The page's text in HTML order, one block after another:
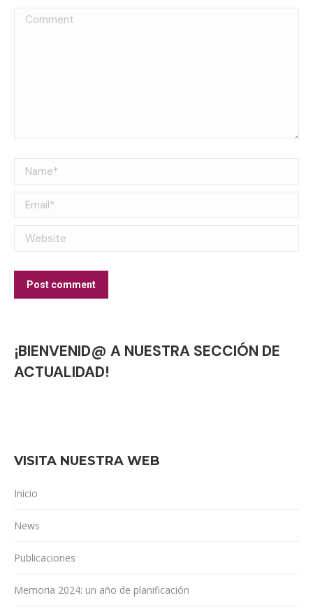
Comment
Name *
Email *
Website
Post comment
¡BIENVENID@ A NUESTRA SECCIÓN DE
ACTUALIDAD!
VISITA NUESTRA WEB
Inicio
News
Publicaciones
Memoria 2024: un año de planificación